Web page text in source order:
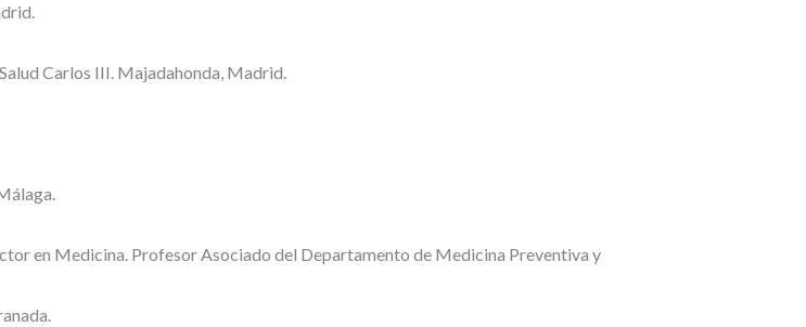
Carlos III. Majadahonda, Madrid.
en Medicina. Profesor Asociado del Departamento de Medicina Preventiva y